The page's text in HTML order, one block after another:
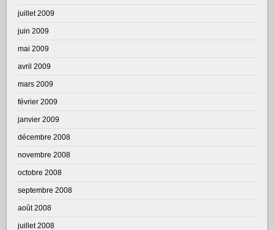
juillet 2009
juin 2009
mai 2009
avril 2009
mars 2009
février 2009
janvier 2009
décembre 2008
novembre 2008
octobre 2008
septembre 2008
août 2008
juillet 2008